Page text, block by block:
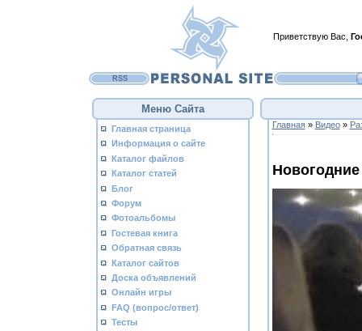
Приветствую Вас
RSS
Меню Сайта
Главная страница
Информация о сайте
Каталог файлов
Каталог статей
Блог
Форум
Фотоальбомы
Гостевая книга
Обратная связь
Каталог сайтов
Доска объявлений
Онлайн игры
FAQ (вопрос/ответ)
Тесты
Главная» Видео»